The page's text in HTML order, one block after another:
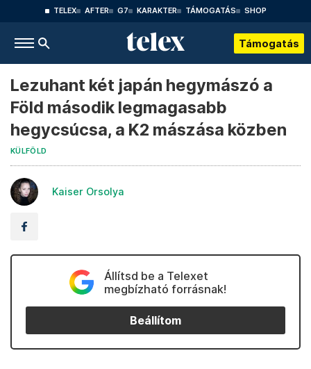
TELEX AFTER G7 KARAKTER TÁMOGATÁS SHOP
Támogatás
Lezuhant két japán hegymászó a
Föld második legmagasabb
hegycsúcsa, a K2 mászása közben
KÜLFÖLD
Kaiser Orsolya
Állítsd be a Telexet
megbízható forrásnak!
Beállítom